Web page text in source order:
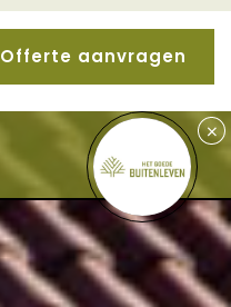
Offerte aanvragen
+